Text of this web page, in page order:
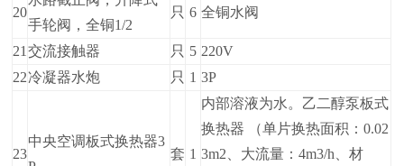
20
手轮阀，全铜1/2
只 6 全铜水阀
21 交流接触器 只 5 220V
22冷凝器水炮 只 1 3P
23
中央空调板式换热器3
套 1
内部溶液为水。乙二醇泵板式
换热器
（单片换热面积：0.02
3m2、大流量：4m3/h、材